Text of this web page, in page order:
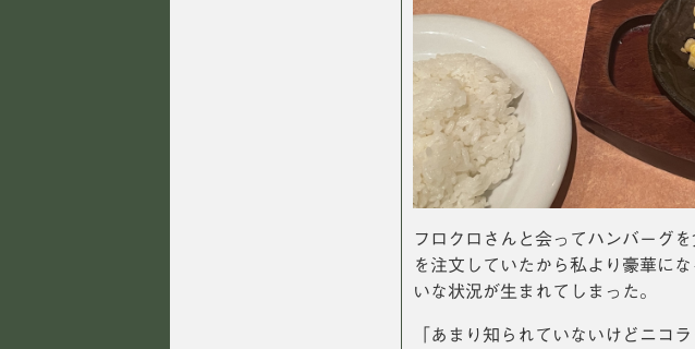
フロクロさんと会ってハンバーグ
を注文していたから私より豪華に
いな状況が生まれてしまった。
「あまり知られていないけどニコ